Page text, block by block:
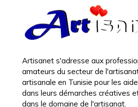
Artisanet s'adresse aux
amateurs du secteur de
artisanale en Tunisie pour les
dans leurs démarches créatives
dans le domaine de l'artisanat.